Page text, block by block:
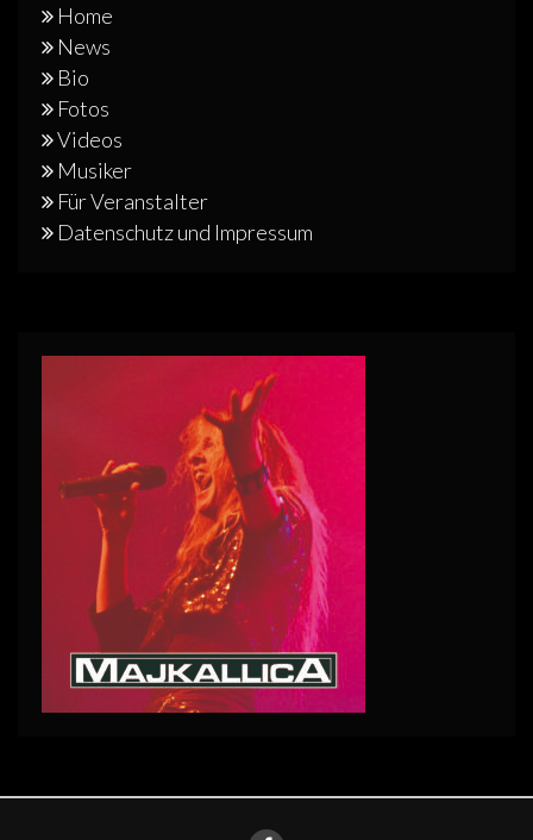
Home
News
Bio
Fotos
Videos
Musiker
Für Veranstalter
Datenschutz und Impressum